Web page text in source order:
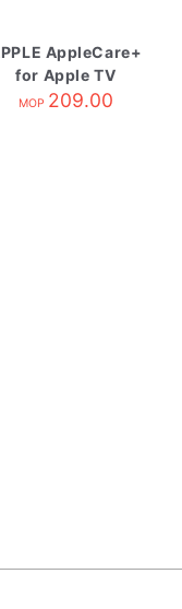
AppleCare+
for Apple TV
MOP 209.00